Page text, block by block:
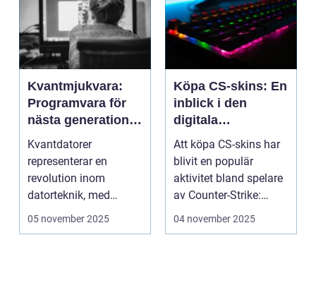
Kvantmjukvara:
Programvara för
nästa generations
datorer
Kvantdatorer
representerar en
revolution inom
datorteknik, med
kapacitet att lösa
05 november 2025
Köpa CS-skins: En
inblick i den
digitala
handelsvärlden
Att köpa CS-skins har
blivit en populär
aktivitet bland spelare
av Counter-Strike:
Global ...
04 november 2025